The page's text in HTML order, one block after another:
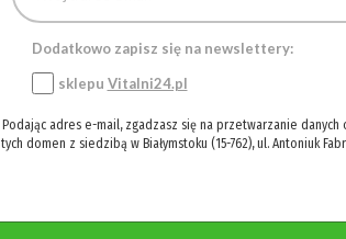
Dodatkowo zapisz się na newslettery:
sklepu Vitalni24.pl
Podając adres e-mail, zgadzasz się na przetwarzanie danych
tych domen z siedzibą w Białymstoku (15-762), ul. Antoniuk